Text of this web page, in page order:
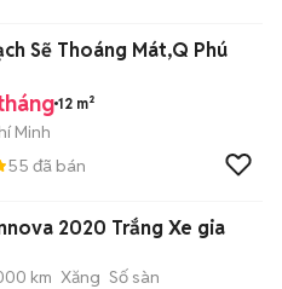
Sẽ Thoáng Mát,Q Phú
12 m²
Minh
55 đã bán
2020 Trắng Xe gia
km Xăng Số sàn